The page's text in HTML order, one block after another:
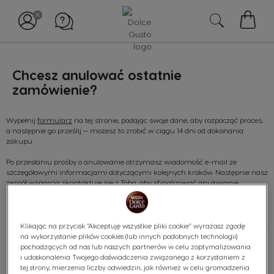
Chcesz anulować ostatnie
zamówienie?
Wypełnij formularz na tej stronie, podając swoje dane, aby rozpocząć proces,
a następnie go prześlij — możesz to zrobić w ciągu 14 dni od dokonania
zakupu.
Po przesłaniu prośby o anulowanie otrzymasz wiadomość e-mail ze
szczegółowymi informacjami dotyczącymi kolejnych kroków. Następnie nasz
zespół wsparcia skontaktuje się z Tobą, aby sfinalizować anulowanie.
Znajdź
Klikając na przycisk “Akceptuję wszystkie pliki cookie” wyrażasz zgodę
na wykorzystanie plików cookies (lub innych podobnych technologii)
pochodzących od nas lub naszych partnerów w celu zoptymalizowania
i udoskonalenia Twojego doświadczenia związanego z korzystaniem z
tej strony, mierzenia liczby odwiedzin, jak również w celu gromadzenia